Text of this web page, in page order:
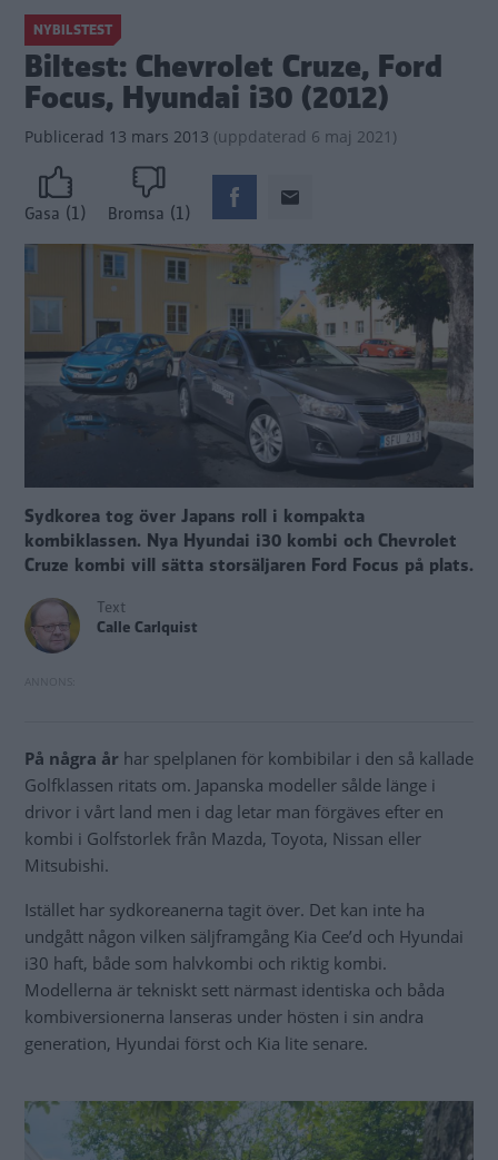
NYBILSTEST
Biltest: Chevrolet Cruze, Ford
Focus, Hyundai i30 (2012)
Publicerad 13 mars 2013 (uppdaterad 6 maj 2021)
Gasa (1) Bromsa (1)
Sydkorea tog över Japans roll i kompakta
kombiklassen. Nya Hyundai i30 kombi och Chevrolet
Cruze kombi vill sätta storsäljaren Ford Focus på plats.
Text
Calle Carlquist
På några år har spelplanen för kombibilar i den så kallade
Golfklassen ritats om. Japanska modeller sålde länge i
drivor i vårt land men i dag letar man förgäves efter en
kombi i Golfstorlek från Mazda, Toyota, Nissan eller
Mitsubishi.
Istället har sydkoreanerna tagit över. Det kan inte ha
undgått någon vilken säljframgång Kia Cee’d och Hyundai
i30 haft, både som halvkombi och riktig kombi.
Modellerna är tekniskt sett närmast identiska och båda
kombiversionerna lanseras under hösten i sin andra
generation, Hyundai först och Kia lite senare.